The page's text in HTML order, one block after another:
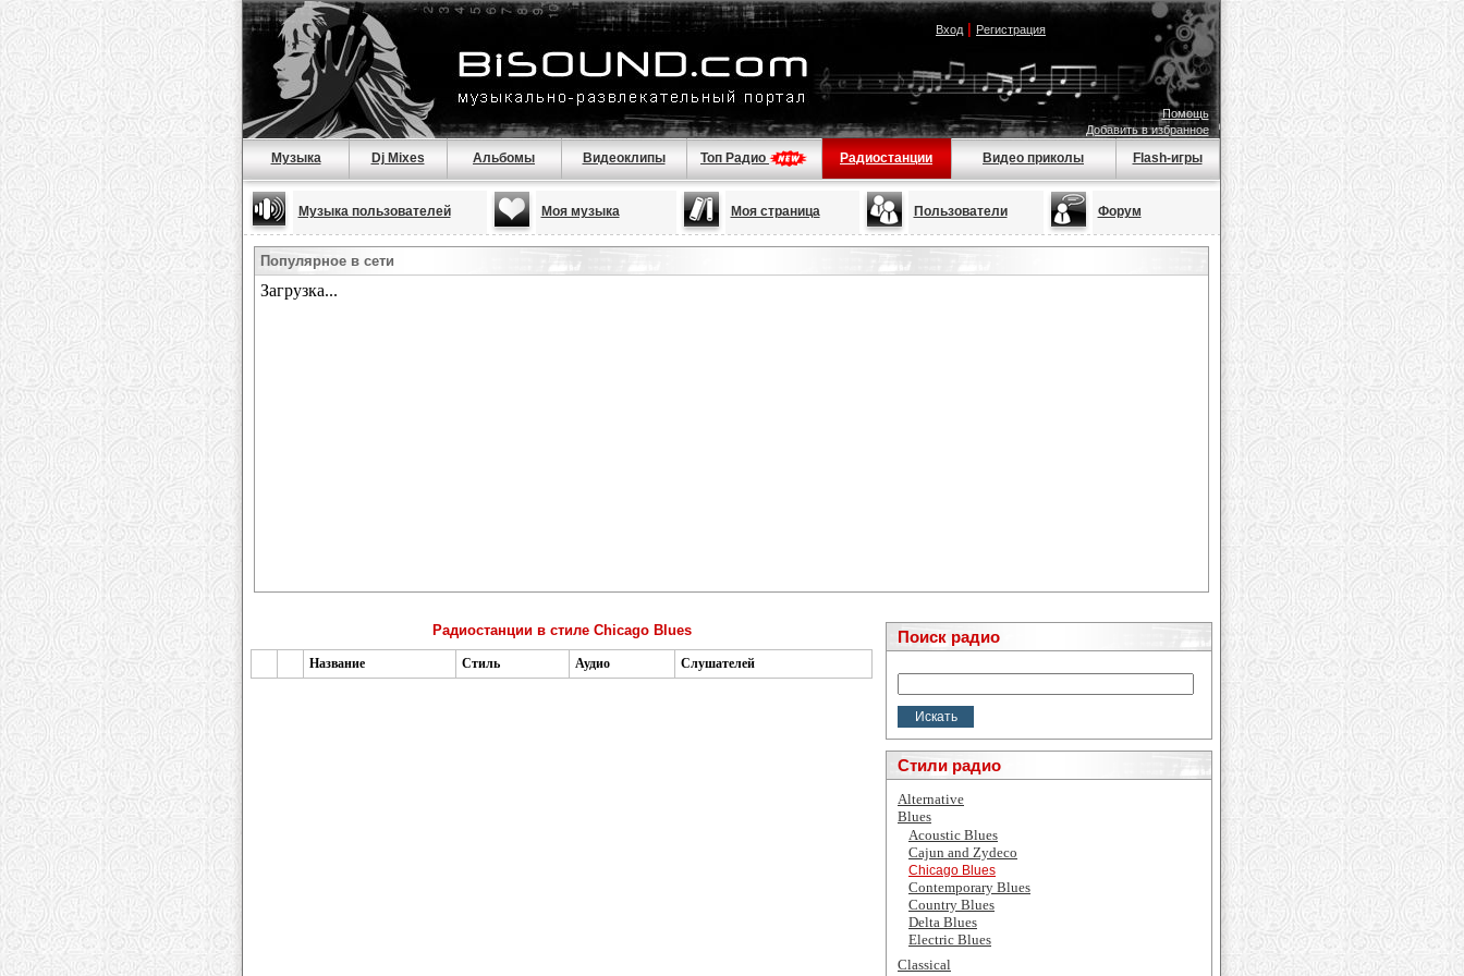
Вход| Регистрация
Помощь
Добавить в избранное
Музыка Dj Mixes Альбомы Видеоклипы Топ Радио Радиостанции Видео приколы Flash-игры
Музыка пользователей Моя музыка Моя страница Пользователи Форум
Популярное в сети
Радиостанции в стиле Chicago Blues
Название Стиль Аудио Слушателей
Поиск радио
Стили радио
Alternative
Blues
Acoustic Blues
Cajun and Zydeco
Chicago Blues
Contemporary Blues
Country Blues
Delta Blues
Electric Blues
Classical